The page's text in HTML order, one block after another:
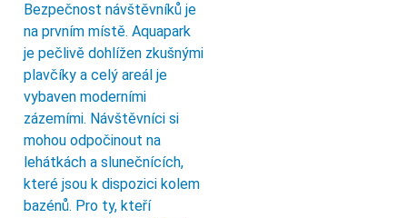
Bezpečnost návštěvníků je
na prvním místě. Aquapark
je pečlivě dohlížen zkušnými
plavčíky a celý areál je
vybaven moderními
zázemími. Návštěvníci si
mohou odpočinout na
lehátkách a slunečnících,
které jsou k dispozici kolem
bazénů. Pro ty, kteří